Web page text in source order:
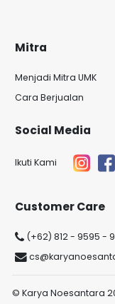
Mitra
Menjadi Mitra UMK
Cara Berjualan
Social Media
Ikuti Kami
Customer Care
(+62) 812 - 9595 -
© Karya Noesantara